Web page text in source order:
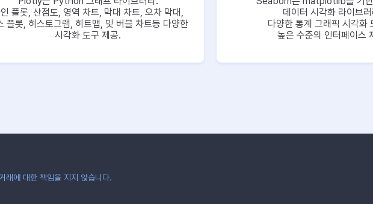
플롯, 산점도, 영역 차트, 막대 차트, 오차 막대,
플롯, 히스토그램, 히트맵, 및 버블 차트등 다양한
시각화 도구 제공.
데이터 시각화 라이브
다양한 통계 그래픽 시각화
높은 수준의 인터페이스
래에 대한 책임을 지지 않습니다.